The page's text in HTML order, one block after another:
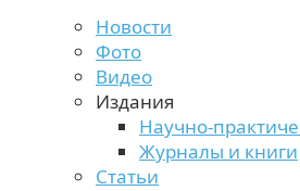
Новости
Фото
Видео
Издания
Научно-
Журналы и книги
Статьи